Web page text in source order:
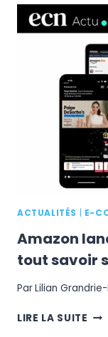
BY
:
UNE
À
ACTUALITÉS | E-
Amazon
tout savoir
ParLilian
LIRE LA SUITE